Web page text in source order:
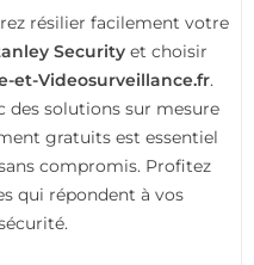
résilier facilement votre
Security et choisir
et-Videosurveillance.fr.
des solutions sur mesure
gratuits est essentiel
compromis. Profitez
qui répondent à vos